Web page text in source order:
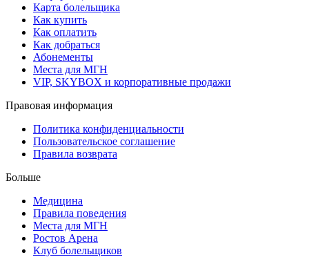
Карта болельщика
Как купить
Как оплатить
Как добраться
Абонементы
Места для МГН
VIP, SKYBOX и корпоративные продажи
Правовая информация
Политика конфиденциальности
Пользовательское соглашение
Правила возврата
Больше
Медицина
Правила поведения
Места для МГН
Ростов Арена
Клуб болельщиков